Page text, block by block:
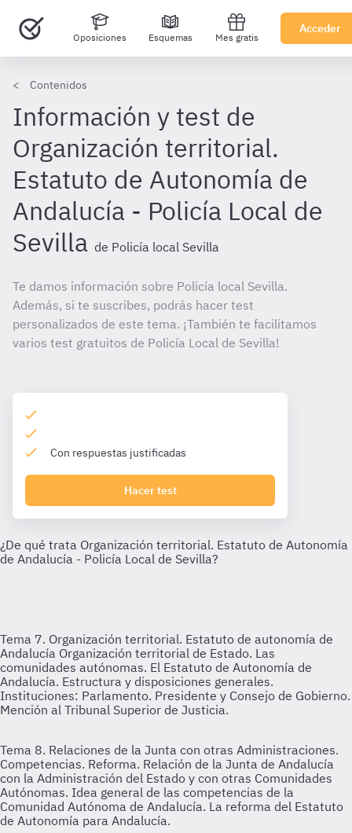
Oposiciones Esquemas Mes gratis
Acceder
Contenidos
Información y test de
Organización territorial.
Estatuto de Autonomía de
Andalucía - Policía Local de
Sevilla de Policía local Sevilla
Te damos información sobre Policía local Sevilla.
Además, si te suscribes, podrás hacer test
personalizados de este tema. ¡También te facilitamos
varios test gratuitos de Policía Local de Sevilla!
Con respuestas justificadas
Hacer test
Tema 7. Organización territorial. Estatuto de autonomía de
Andalucía Organización territorial de Estado. Las
comunidades autónomas. El Estatuto de Autonomía de
Andalucía. Estructura y disposiciones generales.
Instituciones: Parlamento. Presidente y Consejo de Gobierno.
Mención al Tribunal Superior de Justicia.
Tema 8. Relaciones de la Junta con otras Administraciones.
Competencias. Reforma. Relación de la Junta de Andalucía
con la Administración del Estado y con otras Comunidades
Autónomas. Idea general de las competencias de la
Comunidad Autónoma de Andalucía. La reforma del Estatuto
de Autonomía para Andalucía.